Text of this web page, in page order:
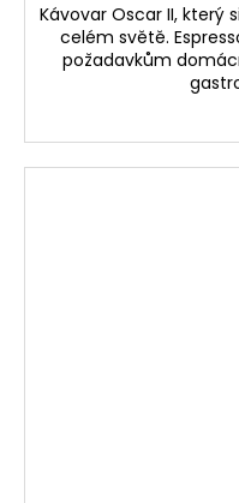
Kávovar Oscar II, který
celém světě.
požadavkům